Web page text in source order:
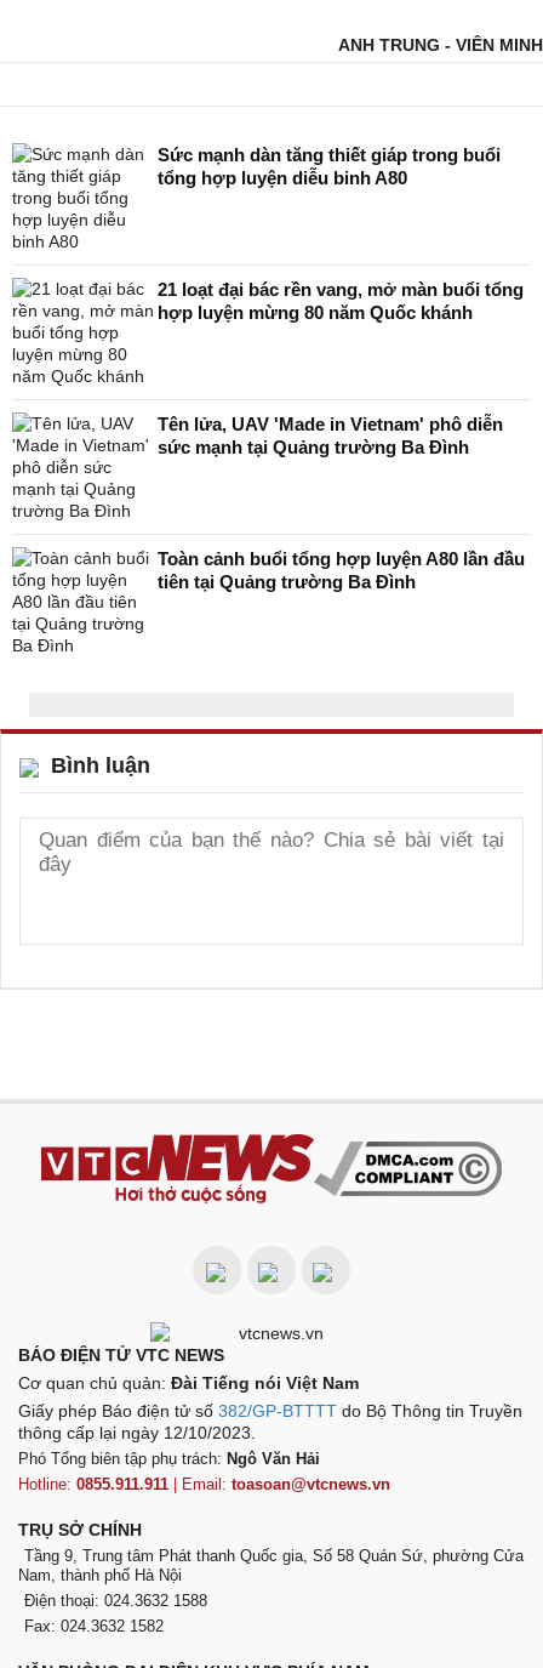
ANH TRUNG - VIÊN MINH
Sức mạnh dàn tăng thiết giáp trong buổi
tổng hợp luyện diễu binh A80
21 loạt đại bác rền vang, mở màn buổi tổng
hợp luyện mừng 80 năm Quốc khánh
Tên lửa, UAV 'Made in Vietnam' phô diễn
sức mạnh tại Quảng trường Ba Đình
Toàn cảnh buổi tổng hợp luyện A80 lần đầu
tiên tại Quảng trường Ba Đình
Bình luận
BÁO ĐIỆN TỬ VTC NEWS
Cơ quan chủ quản: Đài Tiếng nói Việt Nam
Giấy phép Báo điện tử số 382/GP-BTTTT do Bộ Thông tin Truyền
thông cấp lại ngày 12/10/2023.
Phó Tổng biên tập phụ trách: Ngô Văn Hải
Hotline: 0855.911.911 | Email: toasoan@vtcnews.vn
TRỤ SỞ CHÍNH
Tầng 9, Trung tâm Phát thanh Quốc gia, Số 58 Quán Sứ, phường Cửa
Nam, thành phố Hà Nội
Điện thoại: 024.3632 1588
Fax: 024.3632 1582